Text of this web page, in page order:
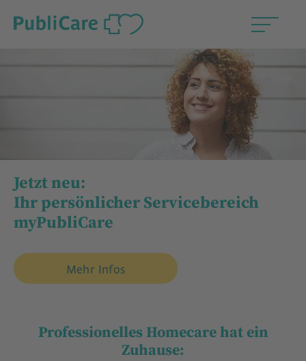
Jetzt neu:
Ihr persönlicher Servicebereich
myPubliCare
Mehr Infos
Professionelles Homecare hat ein
Zuhause: